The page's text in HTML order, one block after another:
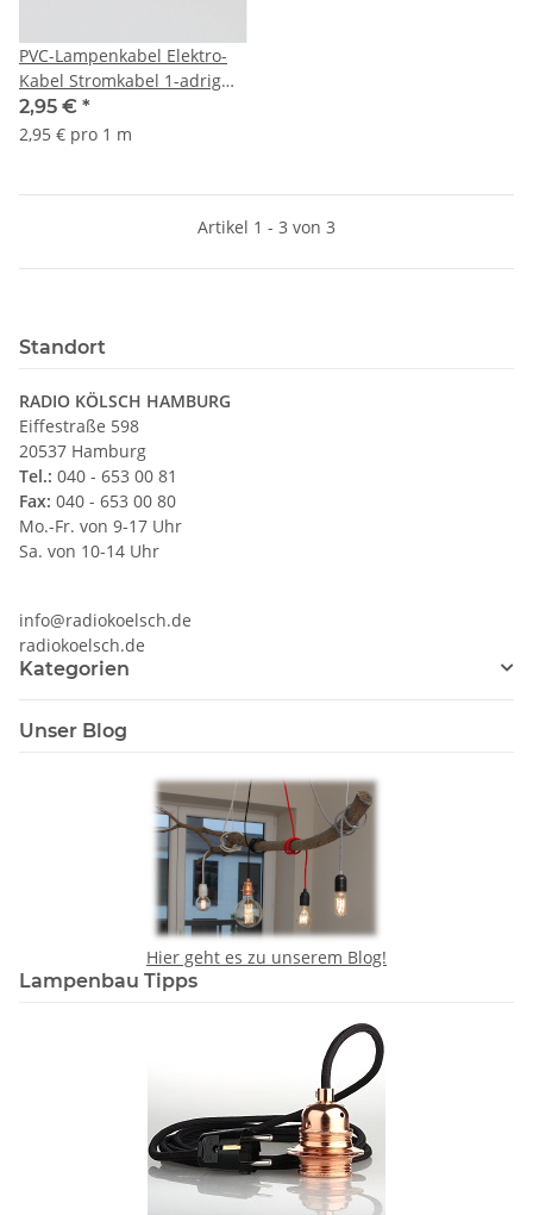
PVC-Lampenkabel Elektro-
Kabel Stromkabel 1-adrig
1x0,75mm² transparent PTFE
Teflon Litzenkabel
2,95 € *
2,95 € pro 1 m
Artikel 1 - 3 von 3
Standort
RADIO KÖLSCH HAMBURG
Eiffestraße 598
20537 Hamburg
Tel.: 040 - 653 00 81
Fax: 040 - 653 00 80
Mo.-Fr. von 9-17 Uhr
Sa. von 10-14 Uhr
info@radiokoelsch.de
radiokoelsch.de
Kategorien
Unser Blog
Hier geht es zu unserem Blog!
Lampenbau Tipps